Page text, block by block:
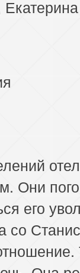
Они
его
со